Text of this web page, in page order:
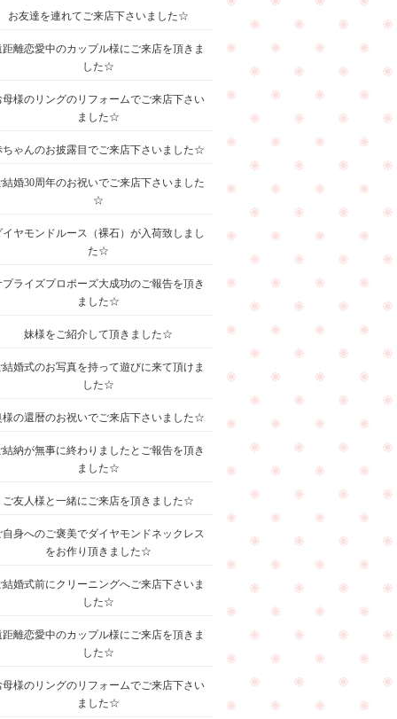
お友達を連れてご来店下さいました☆
距離恋愛中のカップル様にご来店を頂きま
した☆
母様のリングのリフォームでご来店下さい
ました☆
ちゃんのお披露目でご来店下さいました☆
結婚30周年のお祝いでご来店下さいました
☆
イヤモンドルース（裸石）が入荷致しまし
た☆
プライズプロポーズ大成功のご報告を頂き
ました☆
妹様をご紹介して頂きました☆
結婚式のお写真を持って遊びに来て頂けま
した☆
様の還暦のお祝いでご来店下さいました☆
結納が無事に終わりましたとご報告を頂き
ました☆
ご友人様と一緒にご来店を頂きました☆
自身へのご褒美でダイヤモンドネックレス
をお作り頂きました☆
結婚式前にクリーニングへご来店下さいま
した☆
距離恋愛中のカップル様にご来店を頂きま
した☆
母様のリングのリフォームでご来店下さい
ました☆